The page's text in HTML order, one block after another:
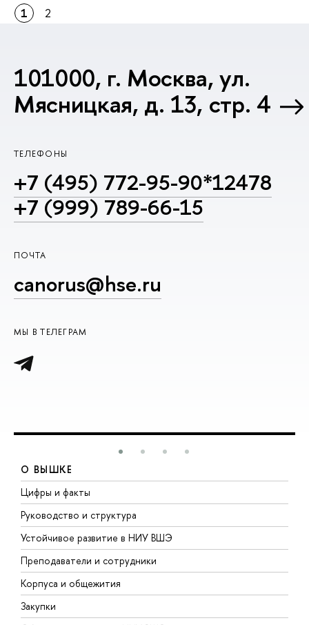
1 2
101000, г. Москва, ул.
Мясницкая, д. 13, стр. 4
ТЕЛЕФОНЫ
+7 (495) 772-95-90*12478
+7 (999) 789-66-15
ПОЧТА
canorus@hse.ru
МЫ В ТЕЛЕГРАМ
О ВЫШКЕ
Цифры и факты
Руководство и структура
Устойчивое развитие в НИУ ВШЭ
Преподаватели и сотрудники
Корпуса и общежития
Закупки